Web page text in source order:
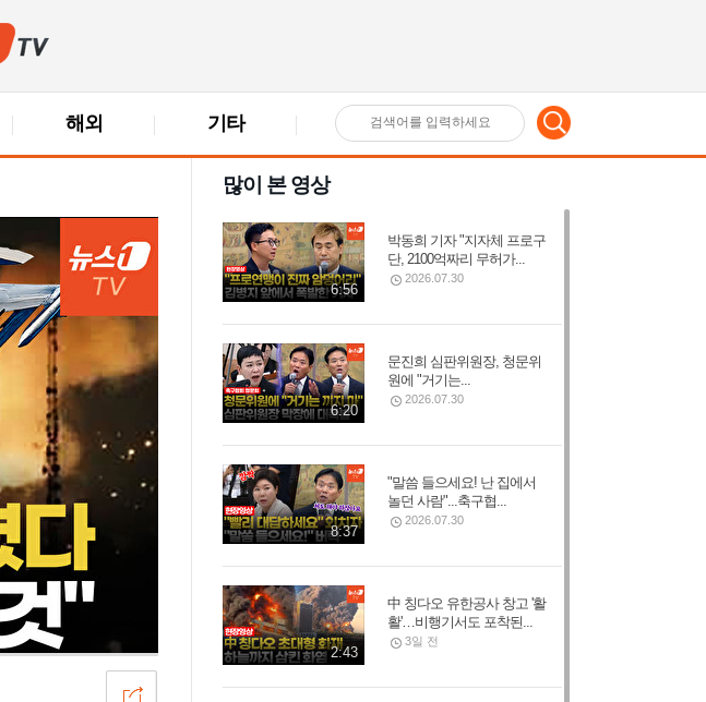
해외 기타 검
어
입
력
많이 본 영상
6:56
박동희 기자 "지자체 프로구
단, 2100억짜리 무허가...
2026.07.30
6:20
문진희 심판위원장, 청문위
원에 "거기는...
2026.07.30
8:37
"말씀 들으세요! 난 집에서
놀던 사람"...축구협...
2026.07.30
2:43
中 칭다오 유한공사 창고 '활
활'…비행기서도 포착된...
3일 전